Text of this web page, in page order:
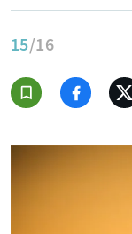
15/16